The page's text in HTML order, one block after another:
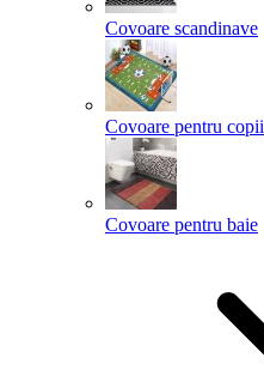
Covoare scandinave
Covoare pentru copii
Covoare pentru baie